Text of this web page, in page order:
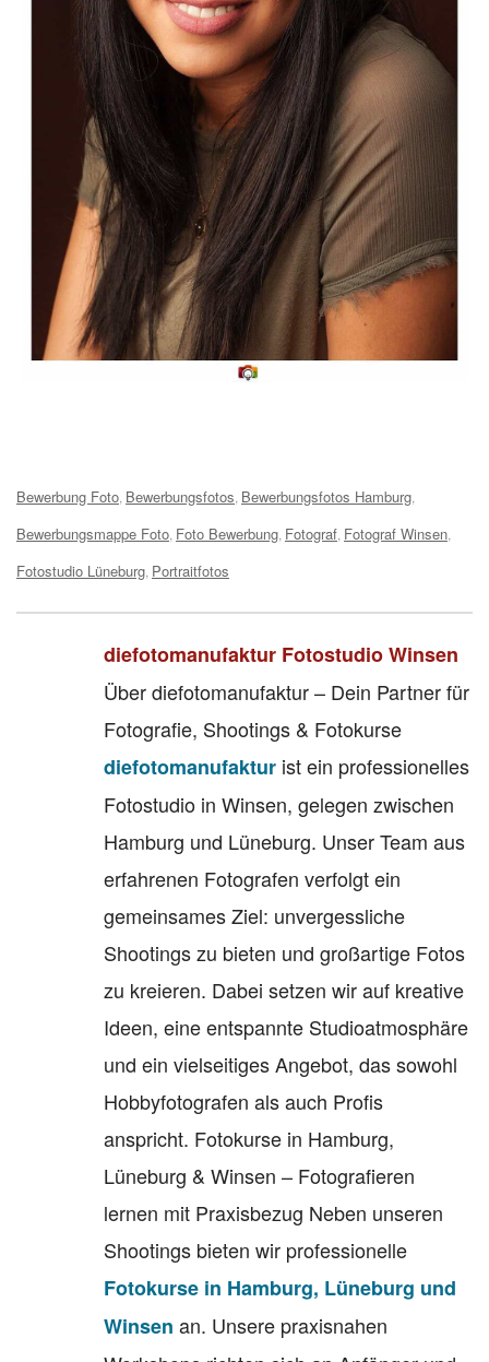
Tags:
Bewerbung Foto Bewerbungsfotos Bewerbungsfotos Hamburg
Bewerbungsmappe Foto Foto Bewerbung Fotograf Fotograf Winsen
Fotostudio Lüneburg Portraitfotos
diefotomanufaktur Fotostudio Winsen
Über diefotomanufaktur – Dein Partner für
Fotografie, Shootings & Fotokurse
diefotomanufaktur ist ein professionelles
Fotostudio in Winsen, gelegen zwischen
Hamburg und Lüneburg. Unser Team aus
erfahrenen Fotografen verfolgt ein
gemeinsames Ziel: unvergessliche
Shootings zu bieten und großartige Fotos
zu kreieren. Dabei setzen wir auf kreative
Ideen, eine entspannte Studioatmosphäre
und ein vielseitiges Angebot, das sowohl
Hobbyfotografen als auch Profis
anspricht. Fotokurse in Hamburg,
Lüneburg & Winsen – Fotografieren
lernen mit Praxisbezug Neben unseren
Shootings bieten wir professionelle
Fotokurse in Hamburg, Lüneburg und
Winsen an. Unsere praxisnahen